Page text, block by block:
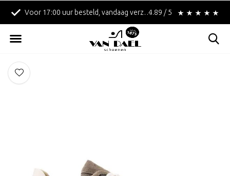
Voor 17:00 uur besteld, vandaag verzonden! Betaal achteraf met
4.89 / 5